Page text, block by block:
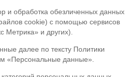
и обработка обезличенных данных
cookie) с помощью сервисов
Метрика» и других).
далее по тексту Политики
«Персональные данные».